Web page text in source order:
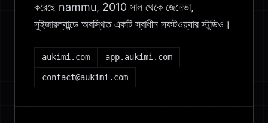
করেছে nammu, 2010 সাল থেকে জেনেভা,
সুইজারল্যান্ডে অবস্থিত একটি স্বাধীন সফটওয়্যার স্টুডিও।
aukimi.com app.aukimi.com
contact@aukimi.com